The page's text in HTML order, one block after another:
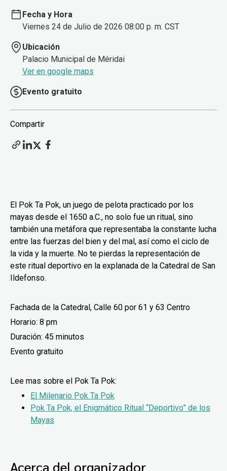
Fecha y Hora
Viernes 24 de Julio de 2026 08:00 p. m. CST
Ubicación
Palacio Municipal de Méridai
Ver en google maps
Evento gratuito
Compartir
El Pok Ta Pok, un juego de pelota practicado por los
mayas desde el 1650 a.C., no solo fue un ritual, sino
también una metáfora que representaba la constante lucha
entre las fuerzas del bien y del mal, así como el ciclo de
la vida y la muerte. No te pierdas la representación de
este ritual deportivo en la explanada de la Catedral de San
Ildefonso.
Fachada de la Catedral, Calle 60 por 61 y 63 Centro
Horario: 8 pm
Duración: 45 minutos
Evento gratuito
Lee mas sobre el Pok Ta Pok:
El Milenario Pok Ta Pok
Pok Ta Pok, el Enigmático Ritual “Deportivo” de los
Mayas
Acerca del organizador